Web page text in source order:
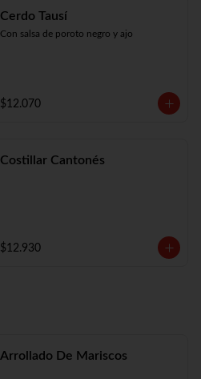
Cerdo Tausí
Con salsa de poroto negro y ajo
$12.070
Costillar Cantonés
$12.930
Arrollado De Mariscos